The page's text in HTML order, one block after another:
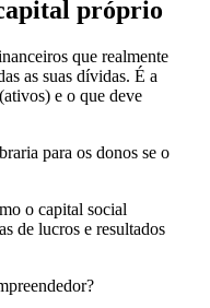
próprio
que realmente
as suas dívidas. É a
e o que deve
para os donos se o
o capital social
de lucros e resultados